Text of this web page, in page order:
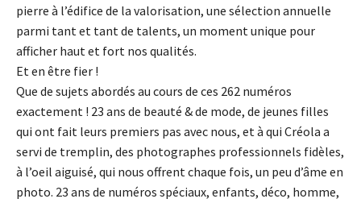
pierre à l’édifice de la valorisation, une sélection annuelle
parmi tant et tant de talents, un moment unique pour
afficher haut et fort nos qualités.
Et en être fier !
Que de sujets abordés au cours de ces 262 numéros
exactement ! 23 ans de beauté & de mode, de jeunes filles
qui ont fait leurs premiers pas avec nous, et à qui Créola a
servi de tremplin, des photographes professionnels fidèles,
à l’oeil aiguisé, qui nous offrent chaque fois, un peu d’âme en
photo. 23 ans de numéros spéciaux, enfants, déco, homme,